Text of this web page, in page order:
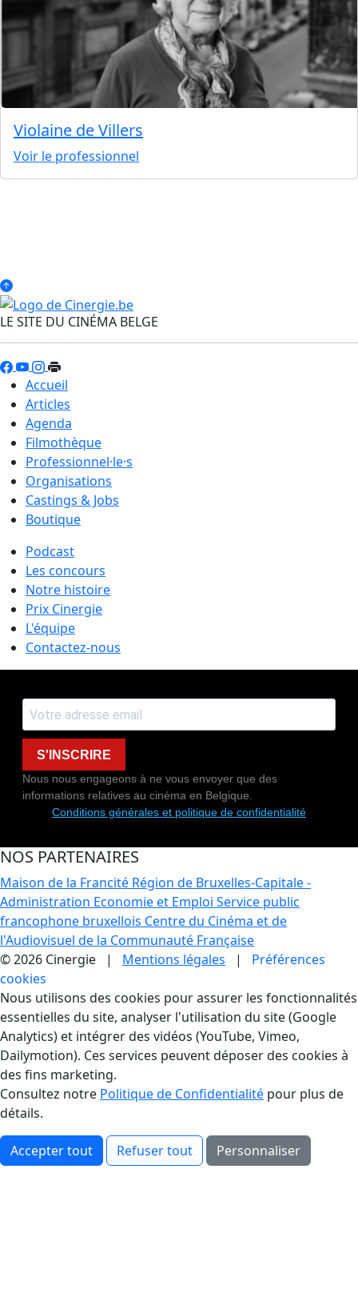
Violaine de Villers
Voir le professionnel
LE SITE DU CINÉMA BELGE
Accueil
Articles
Agenda
Filmothèque
Professionnel·le·s
Organisations
Castings & Jobs
Boutique
Podcast
Les concours
Notre histoire
Prix Cinergie
L'équipe
Contactez-nous
S'INSCRIRE
Nous nous engageons à ne vous envoyer que des
informations relatives au cinéma en Belgique.
Conditions générales et politique de confidentialité
NOS PARTENAIRES
Maison de la Francité Région de Bruxelles-Capitale -
Administration Economie et Emploi Service public
francophone bruxellois Centre du Cinéma et de
l'Audiovisuel de la Communauté Française
© 2026 Cinergie | Mentions légales | Préférences
cookies
Gestion des Cookies
Nous utilisons des cookies pour assurer les fonctionnalités
essentielles du site, analyser l'utilisation du site (Google
Analytics) et intégrer des vidéos (YouTube, Vimeo,
Dailymotion). Ces services peuvent déposer des cookies à
des fins marketing.
Consultez notre Politique de Confidentialité pour plus de
détails.
Accepter tout Refuser tout Personnaliser